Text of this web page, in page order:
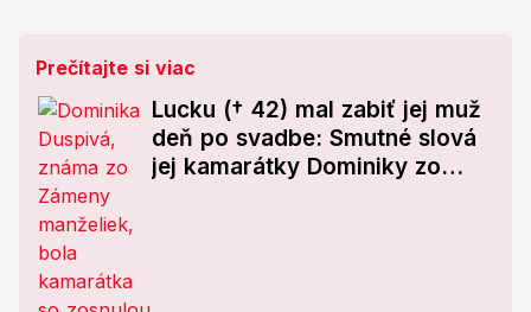
Prečítajte si viac
Lucku († 42) mal zabiť jej muž
deň po svadbe: Smutné slová
jej kamarátky Dominiky zo